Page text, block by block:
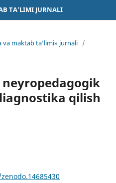
TA’LIMI JURNALI
maktab ta’limi» jurnali /
qilish